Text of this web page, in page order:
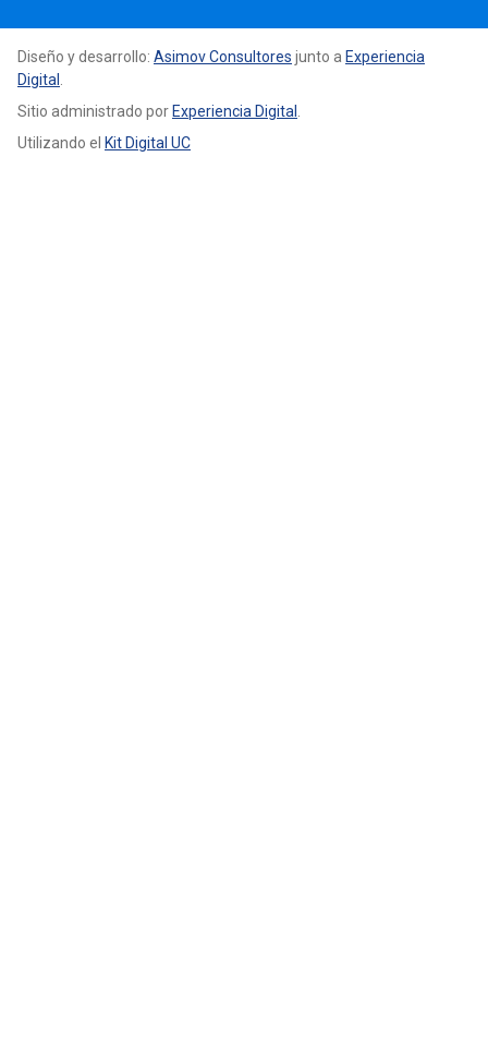
Diseño y desarrollo: Asimov Consultores junto a Experiencia
Digital
Sitio administrado por Experiencia Digital
Utilizando el Kit Digital UC